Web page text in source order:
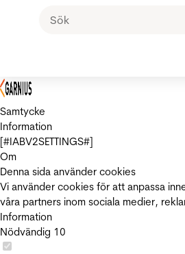
Samtycke
Information
[#IABV2SETTINGS#]
Om
Denna sida använder cookies
Vi använder cookies för att anpassa
våra partners inom sociala medier,
Information
Nödvändig 10